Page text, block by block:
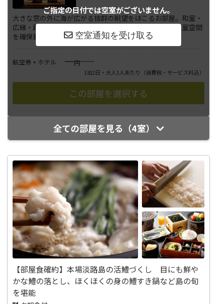
ご指定の日付では空室がございません。
大きな窓の外に海が広がる抜群の眺望をほこるお部屋。和室・
広縁・踏込の造りとなっており、和室は12畳の充分な居室空間
を確保致しました。■和室1...さらに表示
航空券 + ホテル ――――円
1泊2日・大人1人あたり （消費税・サービス料込）
全ての部屋を見る（4室）
【部屋食確約】本場淡路島の活鱧づくし 目にも鮮や
かな鱧の落とし、ほくほくの身の鱧すき鍋など島の旬
を堪能